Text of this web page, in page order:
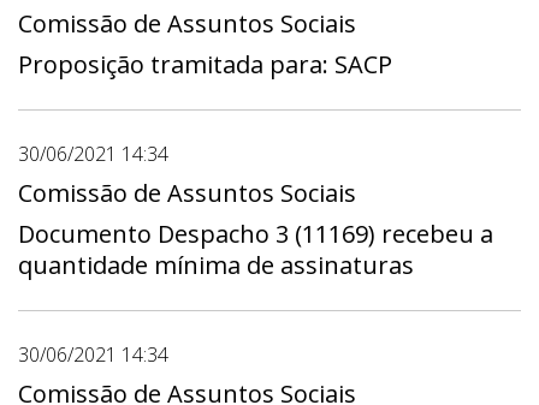
Comissão de Assuntos Sociais
Proposição tramitada para: SACP
30/06/2021 14:34
Comissão de Assuntos Sociais
Documento Despacho 3 (11169) recebeu a
quantidade mínima de assinaturas
30/06/2021 14:34
Comissão de Assuntos Sociais